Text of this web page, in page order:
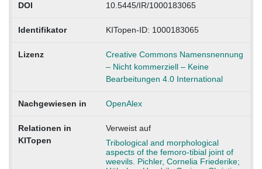
DOI 10.5445/IR/1000183065
Identifikator KITopen-ID: 1000183065
Lizenz
Creative Commons Namensnennung
– Nicht kommerziell – Keine
Bearbeitungen 4.0 International
Nachgewiesen in OpenAlex
Relationen in
KITopen
Verweist auf
Tribological and morphological
aspects of the femoro-tibial joint of
weevils. Pichler, Cornelia Friederike;